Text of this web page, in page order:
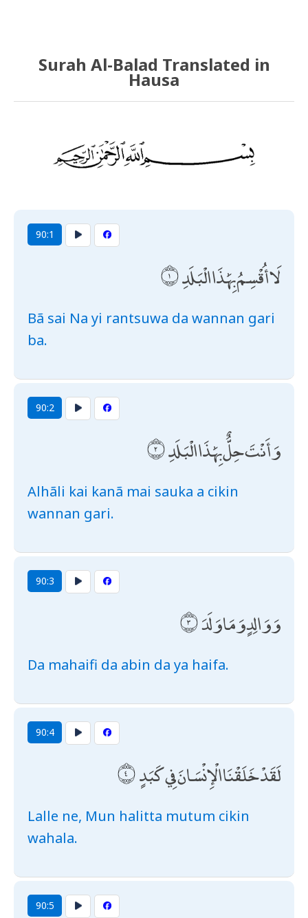
Surah Al-Balad Translated in
Hausa
90:1
لَا أُقْسِمُ بِهَٰذَا الْبَلَدِ
Bã sai Na yi rantsuwa da wannan gari
ba.
90:2
وَأَنْتَ حِلٌّ بِهَٰذَا الْبَلَدِ
Alhãli kai kanã mai sauka a cikin
wannan gari.
90:3
وَوَالِدٍ وَمَا وَلَدَ
Da mahaifi da abin da ya haifa.
90:4
لَقَدْ خَلَقْنَا الْإِنْسَانَ فِي كَبَدٍ
Lalle ne, Mun halitta mutum cikin
wahala.
90:5